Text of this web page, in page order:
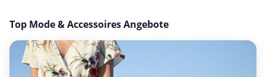
Top Mode & Accessoires Angebote